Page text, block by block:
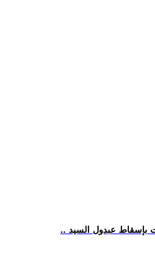
بإسقاط عبدول السيد